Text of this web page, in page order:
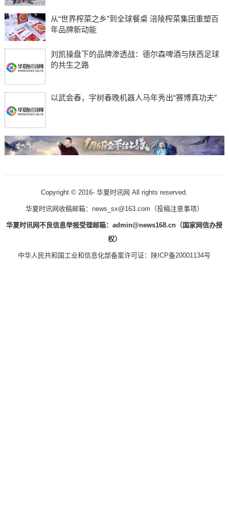
从“世界榨菜之乡”到全球餐桌 涪陵榨菜集团重塑百
年品牌新动能
刘凯操盘下的品牌渗透战：德尔森啤酒与陕西足球
的共生之路
以武会春，宇树春晚机器人马年秀出“赛博真功夫”
Copyright © 2016- 华夏时讯网 All rights reserved.
华夏时讯网收稿邮箱：news_sx@163.com（投稿注意事项）
华夏时讯网不良信息举报受理邮箱：admin@news168.cn（国家网信办授
权）
中华人民共和国工业和信息化部备案许可证： 陕ICP备20001134号